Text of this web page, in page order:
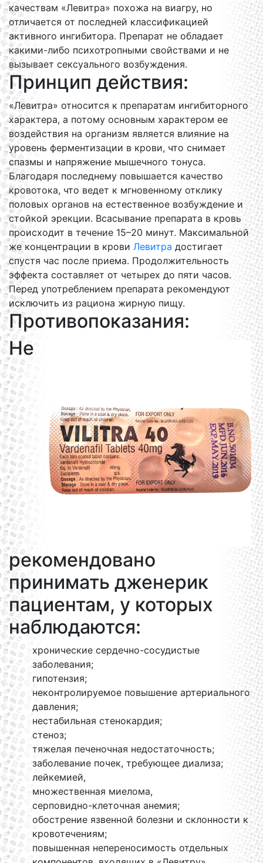
качествам «Левитра» похожа на виагру, но
отличается от последней классификацией
активного ингибитора. Препарат не обладает
какими-либо психотропными свойствами и не
вызывает сексуального возбуждения.
Принцип действия:
«Левитра» относится к препаратам ингибиторного
характера, а потому основным характером ее
воздействия на организм является влияние на
уровень ферментизации в крови, что снимает
спазмы и напряжение мышечного тонуса.
Благодаря последнему повышается качество
кровотока, что ведет к мгновенному отклику
половых органов на естественное возбуждение и
стойкой эрекции. Всасывание препарата в кровь
происходит в течение 15–20 минут. Максимальной
же концентрации в крови Левитра достигает
спустя час после приема. Продолжительность
эффекта составляет от четырех до пяти часов.
Перед употреблением препарата рекомендуют
исключить из рациона жирную пищу.
Противопоказания:
Не
рекомендовано
принимать дженерик
пациентам, у которых
наблюдаются:
хронические сердечно-сосудистые
заболевания;
гипотензия;
неконтролируемое повышение артериального
давления;
нестабильная стенокардия;
стеноз;
тяжелая печеночная недостаточность;
заболевание почек, требующее диализа;
лейкемией,
множественная миелома,
серповидно-клеточная анемия;
обострение язвенной болезни и склонности к
кровотечениям;
повышенная непереносимость отдельных